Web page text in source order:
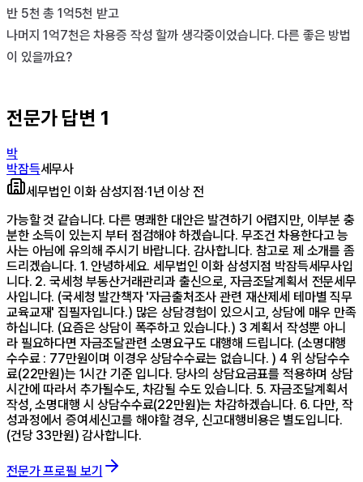
반 5천 총 1억5천 받고
나머지 1억7천은 차용증 작성 할까 생각중이었습니다. 다른 좋은 방법
이 있을까요?
전문가 답변 1
박
박잠득세무사
세무법인 이화 삼성지점·1년 이상 전
가능할 것 같습니다. 다른 명쾌한 대안은 발견하기 어렵지만, 이부분 충
분한 소득이 있는지 부터 점검해야 하겠습니다. 무조건 차용한다고 능
사는 아님에 유의해 주시기 바랍니다. 감사합니다. 참고로 제 소개를 좀
드리겠습니다. 1. 안녕하세요. 세무법인 이화 삼성지점 박잠득세무사입
니다. 2. 국세청 부동산거래관리과 출신으로, 자금조달계획서 전문세무
사입니다. (국세청 발간책자 '자금출처조사 관련 재산제세 테마별 직무
교육교재' 집필자입니다.) 많은 상담경험이 있으시고, 상담에 매우 만족
하십니다. (요즘은 상담이 폭주하고 있습니다.) 3 계획서 작성뿐 아니
라 필요하다면 자금조달관련 소명요구도 대행해 드립니다. (소명대행
수수료 : 77만원이며 이경우 상담수수료는 없습니다. ) 4 위 상담수수
료(22만원)는 1시간 기준 입니다. 당사의 상담요금표를 적용하며 상담
시간에 따라서 추가될수도, 차감될 수도 있습니다. 5. 자금조달계획서
작성, 소명대행 시 상담수수료(22만원)는 차감하겠습니다. 6. 다만, 작
성과정에서 증여세신고를 해야할 경우, 신고대행비용은 별도입니다.
(건당 33만원) 감사합니다.
전문가 프로필 보기